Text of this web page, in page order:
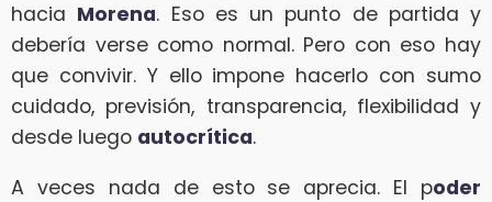
hacia Morena. Eso es un punto de partida y
debería verse como normal. Pero con eso hay
que convivir. Y ello impone hacerlo con sumo
cuidado, previsión, transparencia, flexibilidad y
desde luego autocrítica.
A veces nada de esto se aprecia. El poder